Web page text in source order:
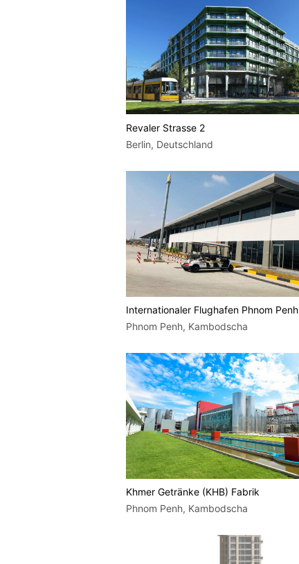
Revaler Strasse 2
Berlin, Deutschland
Internationaler Flughafen Phnom Penh
Phnom Penh, Kambodscha
Khmer Getränke (KHB) Fabrik
Phnom Penh, Kambodscha